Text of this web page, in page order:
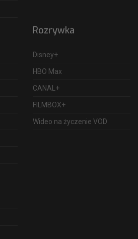
Rozrywka
Disney+
HBO Max
CANAL+
FILMBOX+
Wideo na życzenie VOD